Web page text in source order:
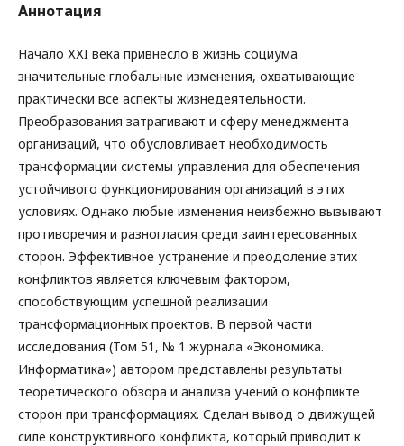
Аннотация
Начало ХХI века привнесло в жизнь социума
значительные глобальные изменения, охватывающие
практически все аспекты жизнедеятельности.
Преобразования затрагивают и сферу менеджмента
организаций, что обусловливает необходимость
трансформации системы управления для обеспечения
устойчивого функционирования организаций в этих
условиях. Однако любые изменения неизбежно вызывают
противоречия и разногласия среди заинтересованных
сторон. Эффективное устранение и преодоление этих
конфликтов является ключевым фактором,
способствующим успешной реализации
трансформационных проектов. В первой части
исследования (Том 51, № 1 журнала «Экономика.
Информатика») автором представлены результаты
теоретического обзора и анализа учений о конфликте
сторон при трансформациях. Сделан вывод о движущей
силе конструктивного конфликта, который приводит к